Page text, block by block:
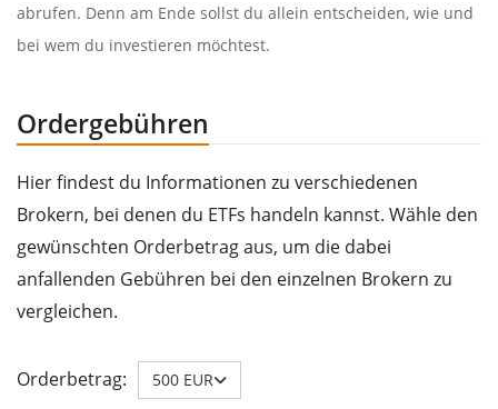
abrufen. Denn am Ende sollst du allein entscheiden, wie und
bei wem du investieren möchtest.
Ordergebühren
Hier findest du Informationen zu verschiedenen
Brokern, bei denen du ETFs handeln kannst. Wähle den
gewünschten Orderbetrag aus, um die dabei
anfallenden Gebühren bei den einzelnen Brokern zu
vergleichen.
Orderbetrag: 500 EUR